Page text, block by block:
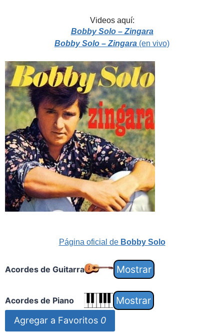
Videos aquí:
Bobby Solo – Zingara
Bobby Solo – Zingara (en vivo)
Página oficial de Bobby Solo
Acordes de Guitarra
Acordes de Piano
Agregar a Favoritos 0